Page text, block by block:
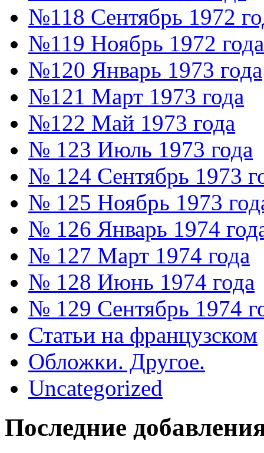
№118 Сентябрь 1972
№119 Ноябрь 1972 года
№120 Январь 1973 года
№121 Март 1973 года
№122 Май 1973 года
№ 123 Июль 1973 года
№ 124 Сентябрь 1973
№ 125 Ноябрь 1973
№ 126 Январь 1974
№ 127 Март 1974 года
№ 128 Июнь 1974 года
№ 129 Сентябрь 1974
Статьи на французском
Обложки. Другое.
Uncategorized
Последние